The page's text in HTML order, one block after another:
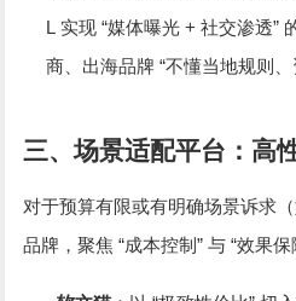
L 实现“媒体曝光+社交渗透”
商、出海品牌“不懂当地规则
三、场景适配平台：高
对于预算有限或有明确场景诉求
品牌，聚焦 “成本控制”与“效果保